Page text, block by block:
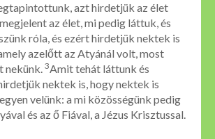
azt hirdetjük az élet
az élet, mi pedig láttuk, és
róla, és ezért hirdetjük nektek is
azelőtt az Atyánál volt, most
nekünk. 3Amit tehát láttunk és
nektek is, hogy nektek is
velünk: a mi közösségünk pedig
és az ő Fiával, a Jézus Krisztussal.